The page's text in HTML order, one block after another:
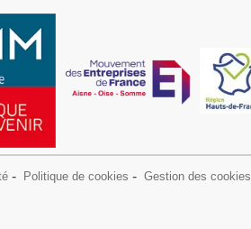
Politique de cookies Gestion des cookies